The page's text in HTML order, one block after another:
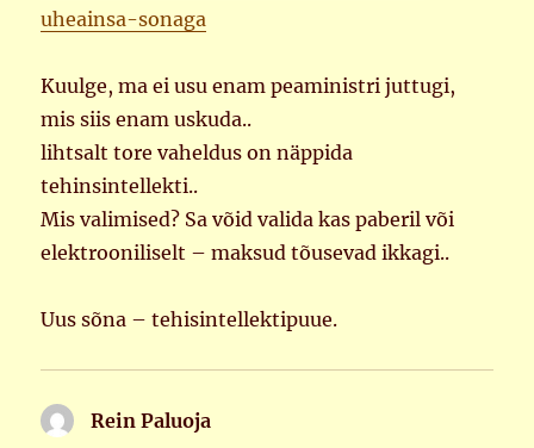
uheainsa-sonaga
Kuulge, ma ei usu enam peaministri juttugi,
mis siis enam uskuda..
lihtsalt tore vaheldus on näppida
tehinsintellekti..
Mis valimised? Sa võid valida kas paberil või
elektrooniliselt – maksud tõusevad ikkagi..
Uus sõna – tehisintellektipuue.
Rein Paluoja